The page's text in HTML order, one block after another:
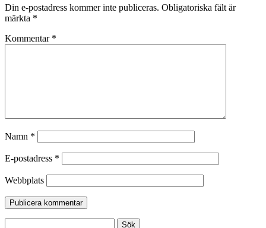
Din e-postadress kommer inte publiceras. Obligatoriska fält är
märkta *
Kommentar *
Namn *
E-postadress *
Webbplats